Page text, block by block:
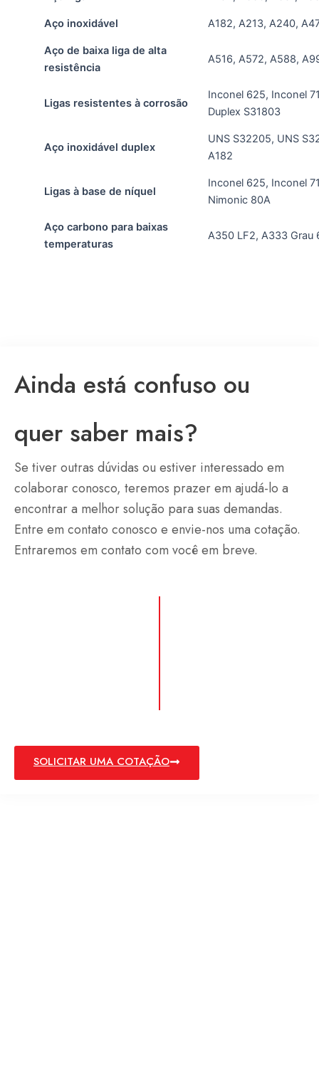
Aço inoxidável A182, A213, A240,
Aço de baixa liga de alta
resistência
A516, A572, A588,
Ligas resistentes à corrosão
Inconel 625, Inconel
Duplex S31803
Aço inoxidável duplex
UNS S32205, UNS
A182
Ligas à base de níquel
Inconel 625, Inconel
Nimonic 80A
Aço carbono para baixas
temperaturas
A350 LF2, A333 Grau
Ainda está confuso ou
quer saber mais?
Se tiver outras dúvidas ou estiver interessado em
colaborar conosco, teremos prazer em ajudá-lo a
encontrar a melhor solução para suas demandas.
Entre em contato conosco e envie-nos uma cotação.
Entraremos em contato com você em breve.
SOLICITAR UMA COTAÇÃO